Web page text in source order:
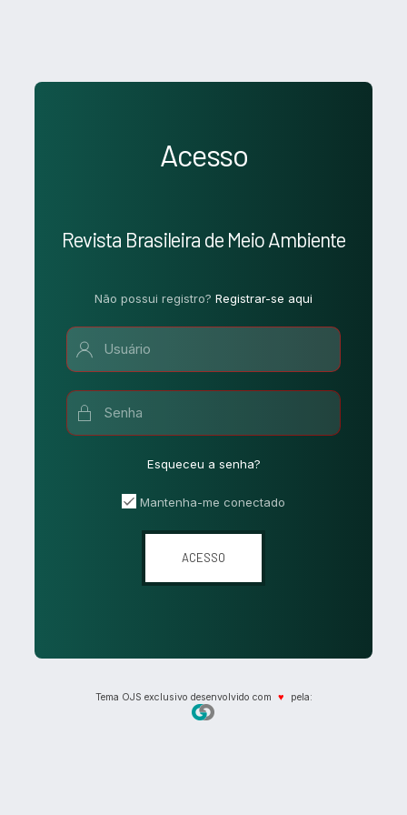
Acesso
Revista Brasileira de Meio Ambiente
Não possui registro? Registrar-se aqui
Esqueceu a senha?
Mantenha-me conectado
ACESSO
Tema OJS exclusivo desenvolvido com ♥ pela: